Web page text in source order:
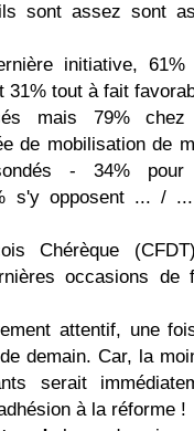
sont assez sont
initiative, 61%
31% tout à fait
mais 79% chez
de mobilisation de
- 34% pour
s'y opposent... /
Chérèque
occasions de
attentif, une
demain. Car, la
serait
à la réforme !